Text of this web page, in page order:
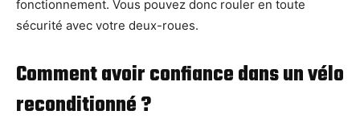
fonctionnement. Vous pouvez donc rouler en toute
sécurité avec votre deux-roues.
Comment avoir confiance dans un vélo
reconditionné ?